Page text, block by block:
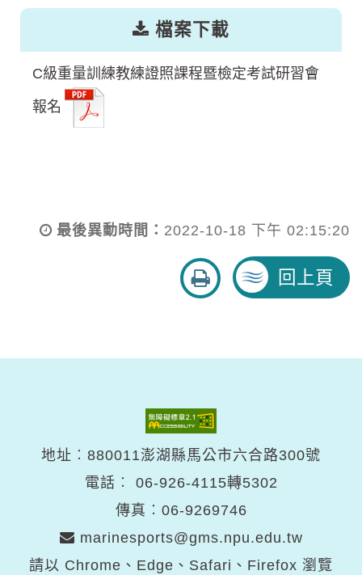
檔案下載
C級重量訓練教練證照課程暨檢定考試研習會
報名
最後異動時間： 2022-10-18 下午 02:15:20
友
善
回上頁
地址︰880011澎湖縣馬公市六合路300號
電話︰ 06-926-4115轉5302
傳真︰06-9269746
marinesports@gms.npu.edu.tw
請以 Chrome、Edge、Safari、Firefox 瀏覽